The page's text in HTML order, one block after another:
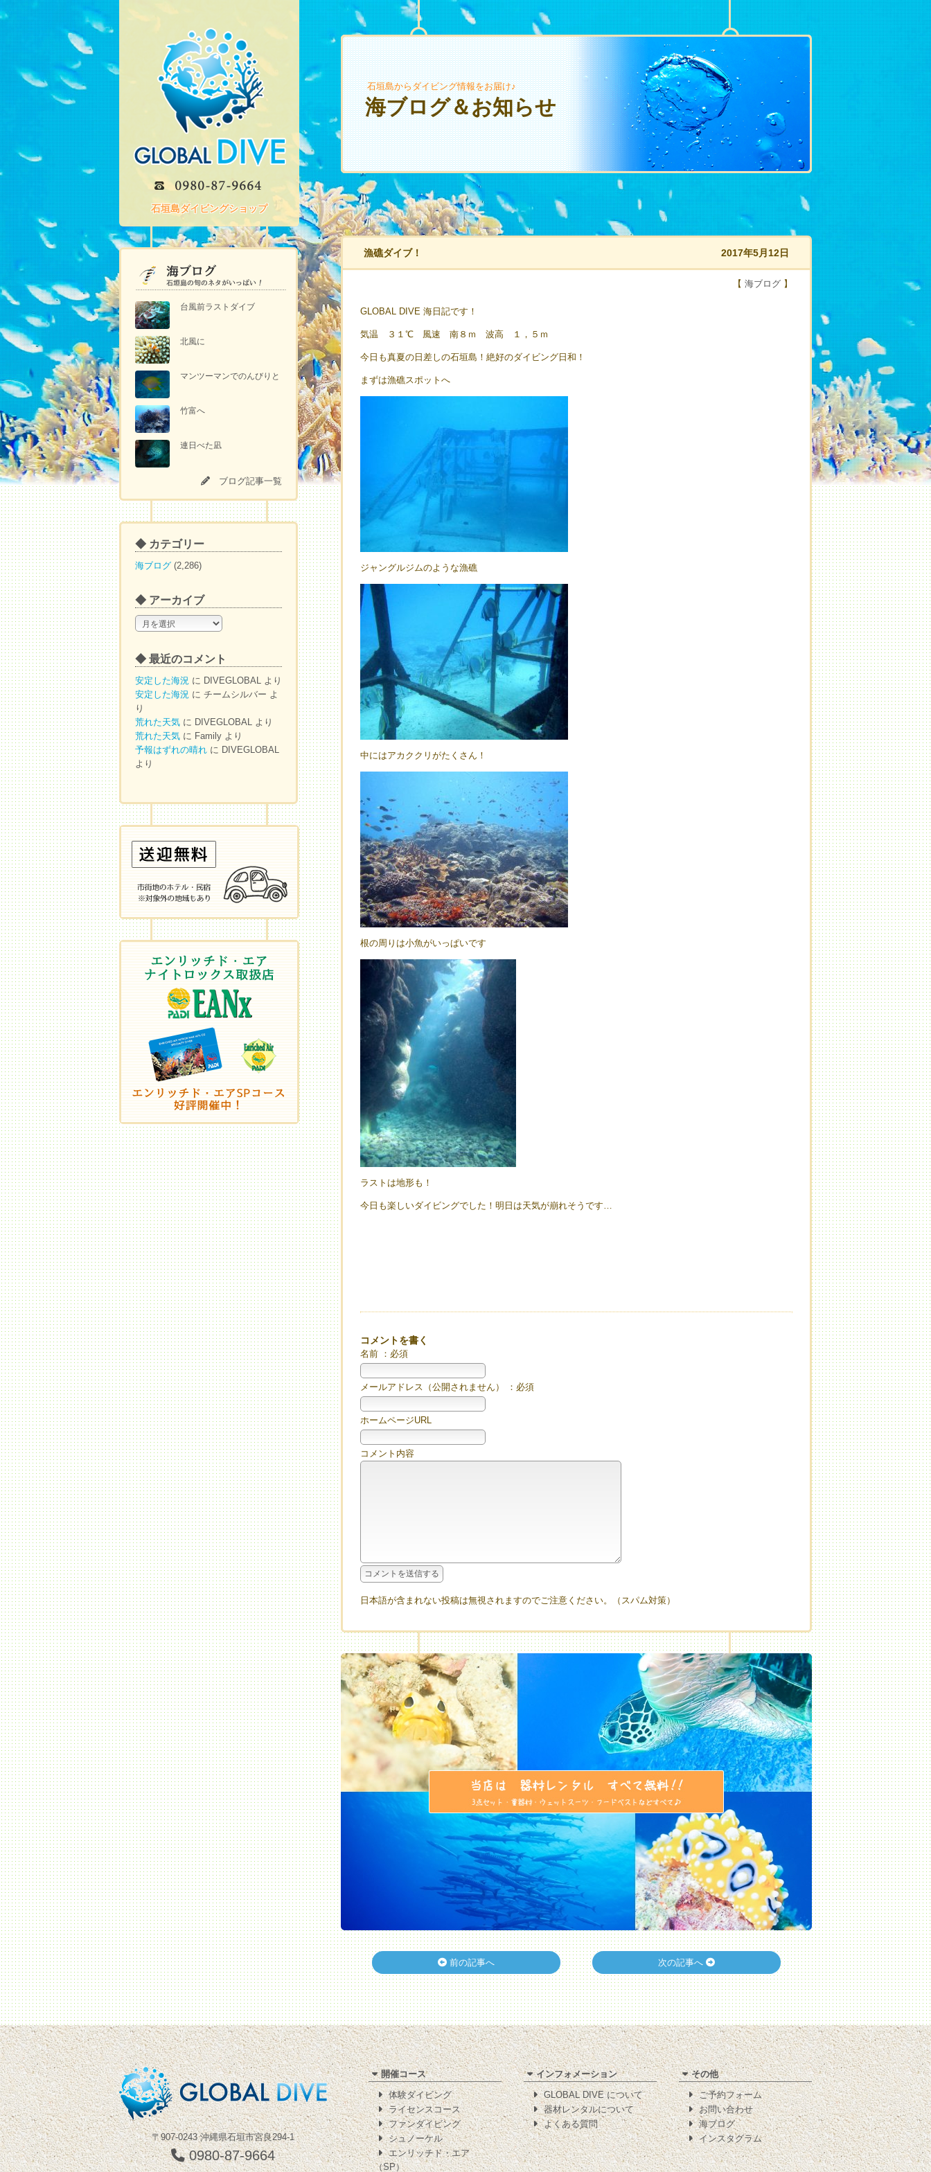
石垣島ダイビングショップ
台風前ラストダイブ
北風に
マンツーマンでのんびりと
竹富へ
連日べた凪
ブログ記事一覧
◆ カテゴリー
海ブログ (2,286)
◆ アーカイブ
◆
ア
カ
イ
ブ
◆ 最近のコメント
安定した海況 に DIVEGLOBAL より
安定した海況 に チームシルバー よ
り
荒れた天気 に DIVEGLOBAL より
荒れた天気 に Family より
予報はずれの晴れ に DIVEGLOBAL
より
石垣島からダイビング情報をお届け♪
海ブログ＆お知らせ
漁礁ダイブ！ 2017年5月12日
【 海ブログ 】
GLOBAL DIVE 海日記です！
気温 ３１℃ 風速 南８ｍ 波高 １，５ｍ
今日も真夏の日差しの石垣島！絶好のダイビング日和！
まずは漁礁スポットへ
ジャングルジムのような漁礁
中にはアカククリがたくさん！
根の周りは小魚がいっぱいです
ラストは地形も！
今日も楽しいダイビングでした！明日は天気が崩れそうです…
コメントを書く
名前 ：必須
メールアドレス（公開されません） ：必須
ホームページURL
コメント内容
日本語が含まれない投稿は無視されますのでご注意ください。（スパム対策）
前の記事へ 次の記事へ
〒907-0243 沖縄県石垣市宮良294-1
0980-87-9664
開催コース
体験ダイビング
ライセンスコース
ファンダイビング
シュノーケル
エンリッチド・エア
（SP）
インフォメーション
GLOBAL DIVE について
器材レンタルについて
よくある質問
その他
ご予約フォーム
お問い合わせ
海ブログ
インスタグラム